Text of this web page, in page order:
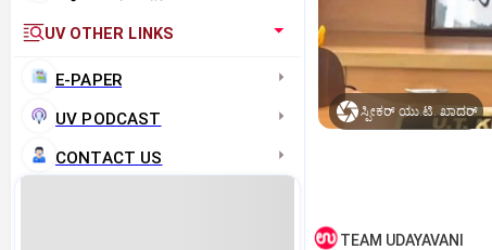
UV OTHER LINKS
E-PAPER
UV PODCAST
CONTACT US
ಸ್ಪೀಕರ್‌ ಯು.ಟಿ. ಖಾದರ್‌
TEAM UDAYAVANI